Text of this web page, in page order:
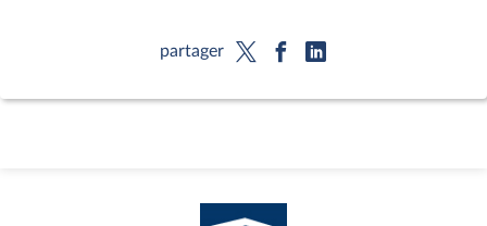
partager